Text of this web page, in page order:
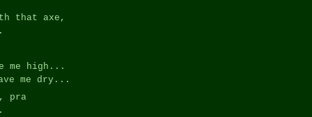
that axe,
me high...
me dry...
pra